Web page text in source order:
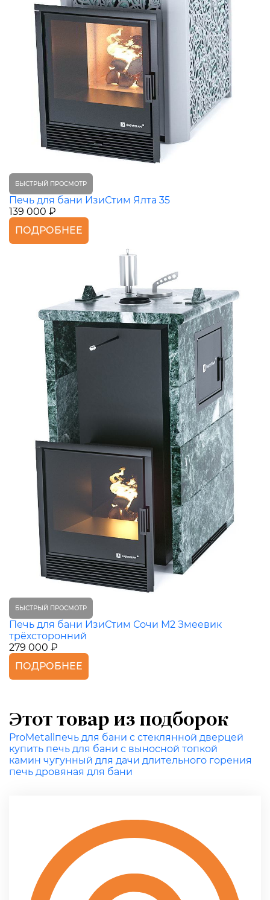
БЫСТРЫЙ ПРОСМОТР
Печь для бани ИзиСтим Ялта 35
139 000 ₽
ПОДРОБНЕЕ
БЫСТРЫЙ ПРОСМОТР
Печь для бани ИзиСтим Сочи М2 Змеевик
трёхсторонний
279 000 ₽
ПОДРОБНЕЕ
Этот товар из подборок
ProMetall печь для бани с стеклянной дверцей
купить печь для бани с выносной топкой
камин чугунный для дачи длительного горения
печь дровяная для бани